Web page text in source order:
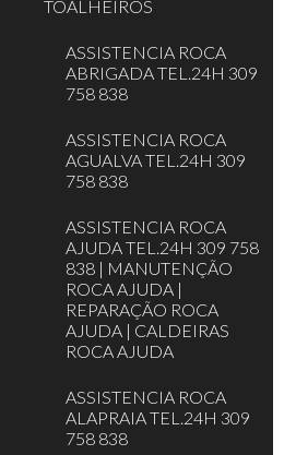
TOALHEIROS
ASSISTENCIA ROCA
ABRIGADA TEL.24H 309
758 838
ASSISTENCIA ROCA
AGUALVA TEL.24H 309
758 838
ASSISTENCIA ROCA
AJUDA TEL.24H 309 758
838 | MANUTENÇÃO
ROCA AJUDA |
REPARAÇÃO ROCA
AJUDA | CALDEIRAS
ROCA AJUDA
ASSISTENCIA ROCA
ALAPRAIA TEL.24H 309
758 838